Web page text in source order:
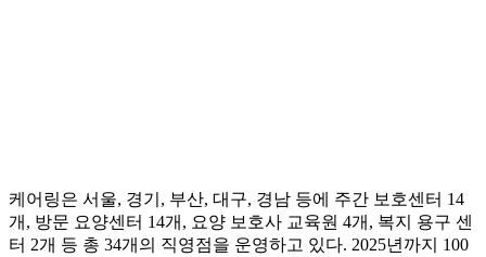
케어링은 서울, 경기, 부산, 대구, 경남 등에 주간 보호센터 14
개, 방문 요양센터 14개, 요양 보호사 교육원 4개, 복지 용구 센
터 2개 등 총 34개의 직영점을 운영하고 있다. 2025년까지 100